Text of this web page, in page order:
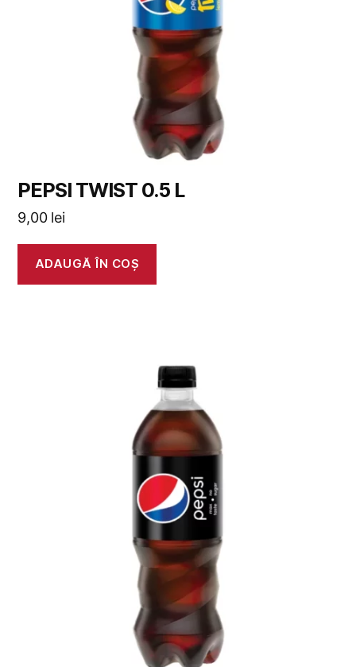
PEPSI TWIST 0.5 L
9,00 lei
ADAUGĂ ÎN COȘ